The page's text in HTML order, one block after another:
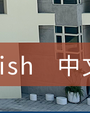
中
桃園市中